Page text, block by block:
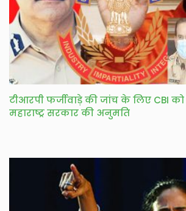
टीआरपी फर्जीवाड़े की जांच के लिए CBI को
महाराष्ट्र सरकार की अनुमति